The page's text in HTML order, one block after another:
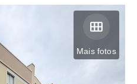
Mais fotos